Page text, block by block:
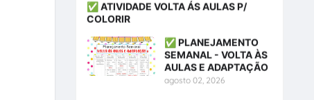
✅ ATIVIDADE VOLTA ÁS AULAS P/
COLORIR
✅ PLANEJAMENTO
SEMANAL - VOLTA ÀS
AULAS E ADAPTAÇÃO
agosto 02, 2026